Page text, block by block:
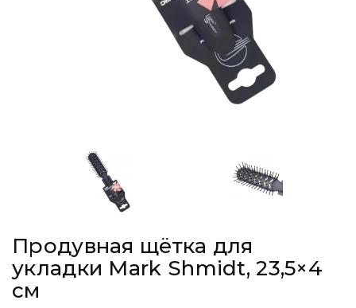
Продувная щётка для
укладки Mark Shmidt, 23,5×4
см